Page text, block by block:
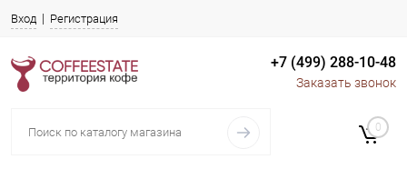
Вход Регистрация
+7 (499) 288-10-48
Заказать звонок
0